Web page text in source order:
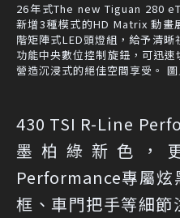
26年式The new Tiguan 280
新增3種模式的HD Matrix 動畫
階矩陣式LED頭燈組，給予清
功能中央數位控制旋鈕，可迅
營造沉浸式的絕佳空間享受。
430 TSI R-Line
墨柏綠新色，
Performance專屬炫
框、車門把手等細節